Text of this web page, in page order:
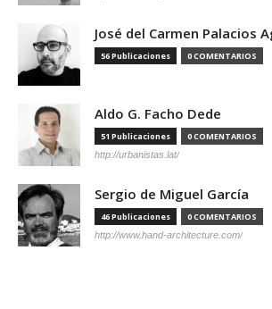
José del Carmen Palacios
56 Publicaciones 0 COMENTARIOS
Aldo G. Facho Dede
51 Publicaciones 0 COMENTARIOS
http://urbanistas.lat/
Sergio de Miguel García
46 Publicaciones 0 COMENTARIOS
http://www.hand-architecture.com/